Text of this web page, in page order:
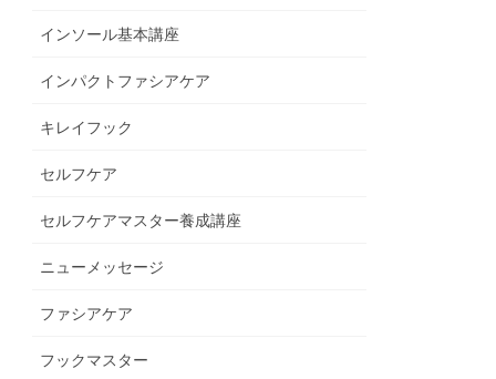
インソール基本講座
インパクトファシアケア
キレイフック
セルフケア
セルフケアマスター養成講座
ニューメッセージ
ファシアケア
フックマスター